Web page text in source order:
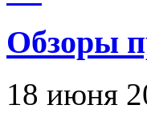
Обзоры
18 июня